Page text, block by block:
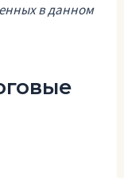
в данном